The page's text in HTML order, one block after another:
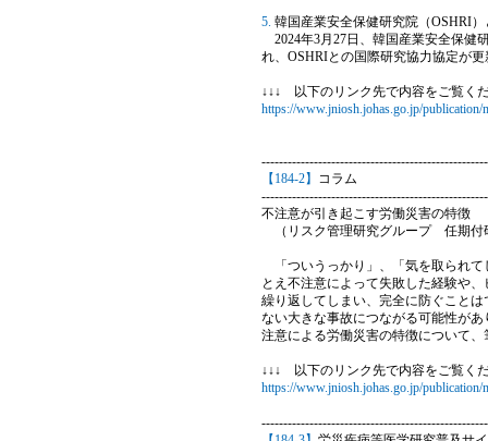
5. 韓国産業安全保健研究院（OSHRI
2024年3月27日、韓国産業安全保健研
れ、OSHRIとの国際研究協力協定が
↓↓↓ 以下のリンク先で内容をご覧く
https://www.jniosh.johas.go.jp/publication/
【184-2】 コラム
不注意が引き起こす労働災害の特徴
（リスク管理研究グループ 任期
「ついうっかり」、「気を取られて
とえ不注意によって失敗した経験や
繰り返してしまい、完全に防ぐこと
ない大きな事故につながる可能性が
注意による労働災害の特徴について
↓↓↓ 以下のリンク先で内容をご覧く
https://www.jniosh.johas.go.jp/publication/